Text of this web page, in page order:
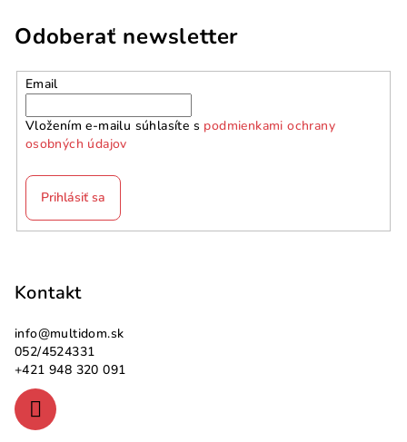
Odoberať newsletter
Email
Vložením e-mailu súhlasíte s podmienkami ochrany
osobných údajov
Prihlásiť sa
Kontakt
info@multidom.sk
052/4524331
+421 948 320 091